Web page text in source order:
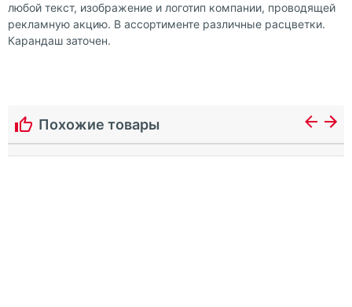
любой текст, изображение и логотип компании, проводящей
рекламную акцию. В ассортименте различные расцветки.
Карандаш заточен.
Похожие товары